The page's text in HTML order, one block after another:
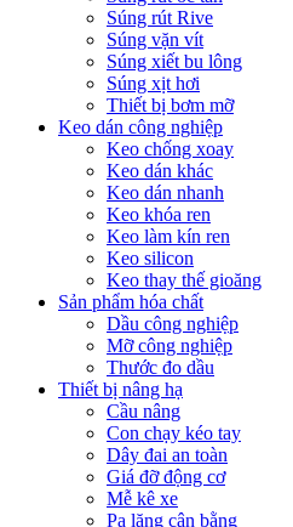
Súng rút Rive
Súng vặn vít
Súng xiết bu lông
Súng xịt hơi
Thiết bị bơm mỡ
Keo dán công nghiệp
Keo chống xoay
Keo dán khác
Keo dán nhanh
Keo khóa ren
Keo làm kín ren
Keo silicon
Keo thay thế gioăng
Sản phẩm hóa chất
Dầu công nghiệp
Mỡ công nghiệp
Thước đo dầu
Thiết bị nâng hạ
Cầu nâng
Con chạy kéo tay
Dây đai an toàn
Giá đỡ động cơ
Mễ kê xe
Pa lăng cân bằng